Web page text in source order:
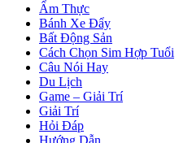
Ẩm Thực
Bánh Xe Đẩy
Bất Động Sản
Cách Chọn Sim Hợp Tuổi
Câu Nói Hay
Du Lịch
Game – Giải Trí
Giải Trí
Hỏi Đáp
Hướng Dẫn